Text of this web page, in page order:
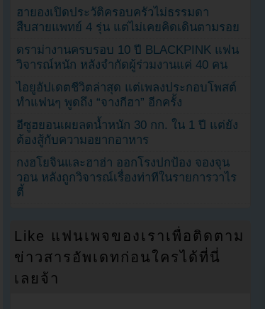
ฮายองเปิดประวัติครอบครัวไม่ธรรมดา
สืบสายแพทย์ 4 รุ่น แต่ไม่เคยคิดเดินตามรอย
ดราม่างานครบรอบ 10 ปี BLACKPINK แฟน
วิจารณ์หนัก หลังจำกัดผู้ร่วมงานแค่ 40 คน
ไอยูอัปเดตชีวิตล่าสุด แต่เพลงประกอบโพสต์
ทำแฟนๆ พูดถึง “จางกีฮา” อีกครั้ง
อีซูฮยอนเผยลดน้ำหนัก 30 กก. ใน 1 ปี แต่ยัง
ต้องสู้กับความอยากอาหาร
กงฮโยจินและฮาฮ่า ออกโรงปกป้อง จองจุน
วอน หลังถูกวิจารณ์เรื่องท่าทีในรายการวาไร
ตี้
Like แฟนเพจของเราเพื่อติดตาม
ข่าวสารอัพเดทก่อนใครได้ที่นี่
เลยจ้า